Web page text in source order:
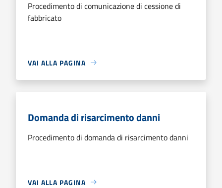
Procedimento di comunicazione di cessione di
fabbricato
VAI ALLA PAGINA
Domanda di risarcimento danni
Procedimento di domanda di risarcimento danni
VAI ALLA PAGINA